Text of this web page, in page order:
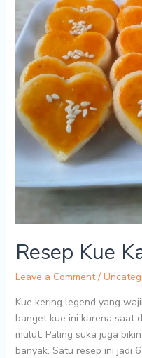
Resep Kue
Leave a Comment /
Kue kering legend yang
banget kue ini karena saat
mulut. Paling suka juga
banyak. Satu resep ini jadi